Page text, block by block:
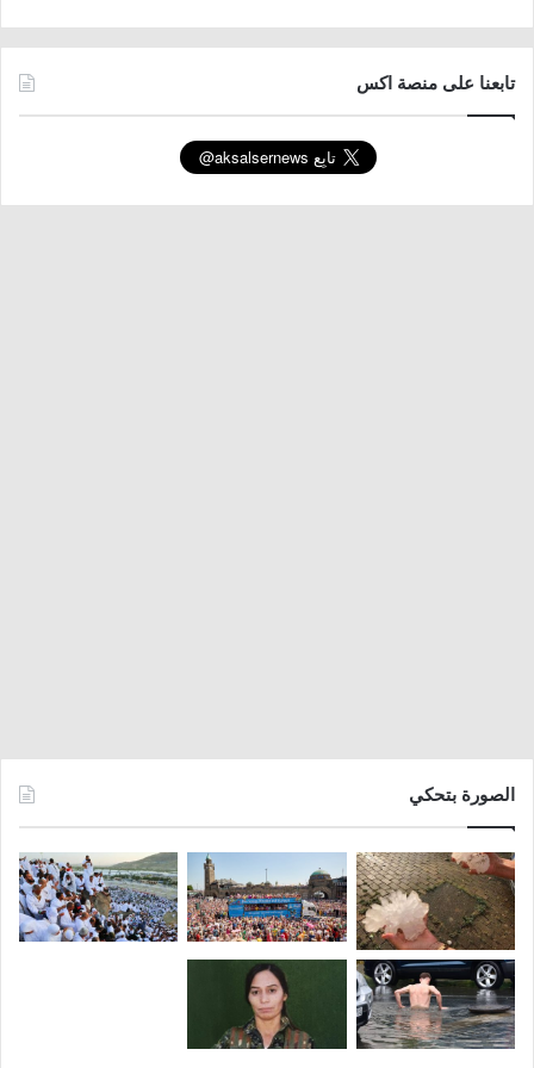
تابعنا على منصة اكس
الصورة بتحكي